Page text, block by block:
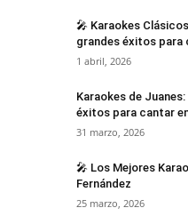
🎤 Karaokes
grandes éxitos para
1 abril, 2026
Karaokes de
éxitos para cantar
31 marzo, 2026
🎤 Los Mejores
Fernández
25 marzo, 2026